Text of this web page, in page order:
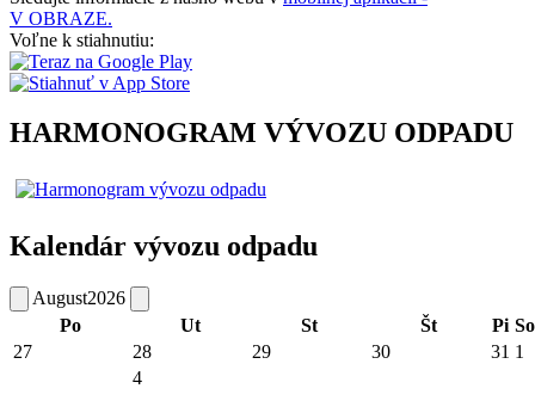
V OBRAZE.
Voľne k stiahnutiu:
HARMONOGRAM VÝVOZU ODPADU
Kalendár vývozu odpadu
August2026
Po
Ut St Št Pi So
27
28 29 30 31 1
4